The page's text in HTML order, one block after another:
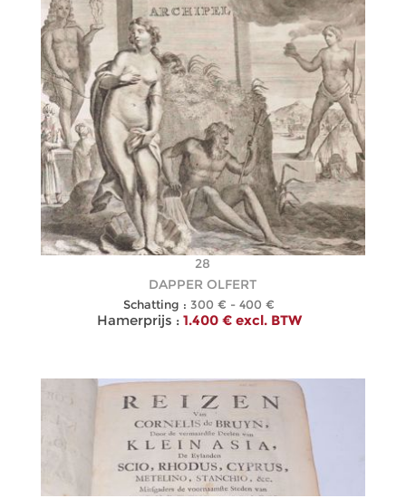
28
DAPPER OLFERT
Schatting : 300 € - 400 €
Hamerprijs : 1.400 € excl. BTW